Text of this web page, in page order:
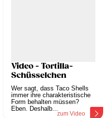
Video - Tortilla-
Schüsselchen
Wer sagt, dass Taco Shells
immer ihre charakteristische
Form behalten müssen?
Eben. Deshalb...
zum Video